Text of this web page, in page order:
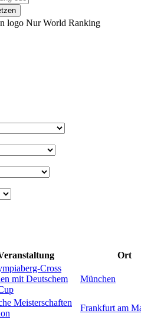
Nur World Ranking
Ort
Cross
mit Deutschem
München
Meisterschaften
Frankfurt am